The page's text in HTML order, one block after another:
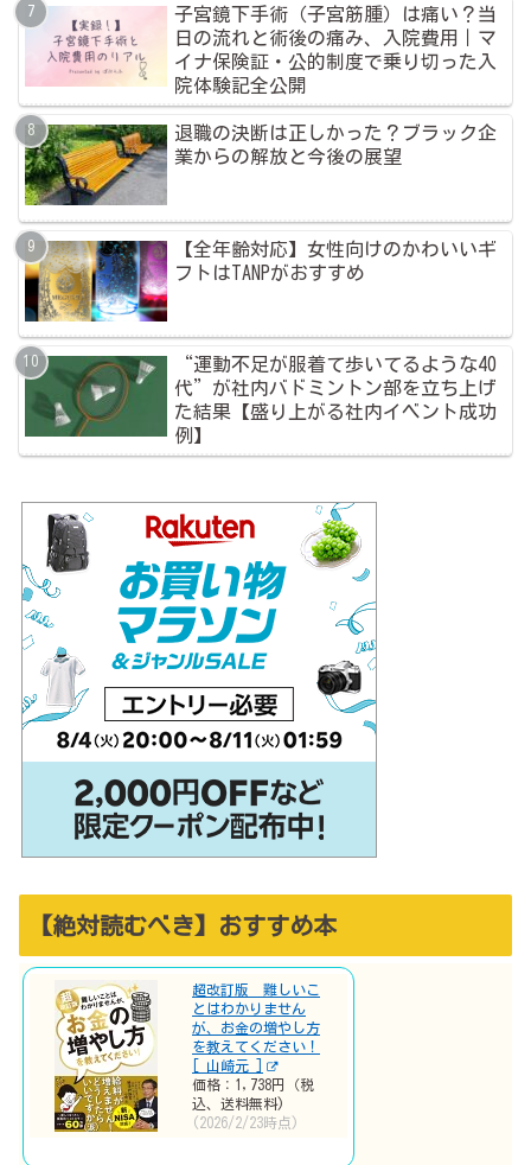
子宮鏡下手術（子宮筋腫）は痛い？当
日の流れと術後の痛み、入院費用｜マ
イナ保険証・公的制度で乗り切った入
院体験記全公開
退職の決断は正しかった？ブラック企
業からの解放と今後の展望
【全年齢対応】女性向けのかわいいギ
フトはTANPがおすすめ
“運動不足が服着て歩いてるような40
代”が社内バドミントン部を立ち上げ
た結果【盛り上がる社内イベント成功
例】
【絶対読むべき】おすすめ本
超改訂版 難しいこ
とはわかりません
が、お金の増やし方
を教えてください！
[ 山崎元 ]
価格：1,738円（税
込、送料無料)
(2026/2/23時点)